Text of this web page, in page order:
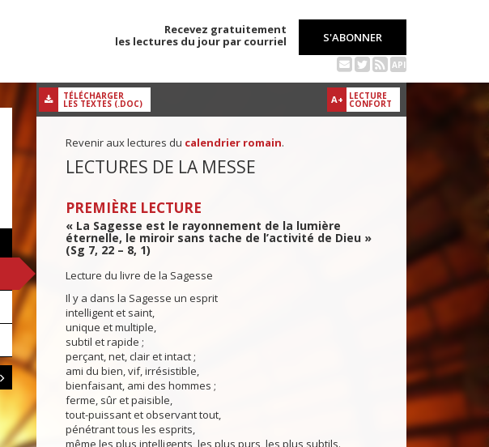
Recevez gratuitement
les lectures du jour par courriel
S'ABONNER
API
A+ LECTURE
CONFORT
TÉLÉCHARGER
LES TEXTES (.DOC)
Revenir aux lectures du calendrier romain.
LECTURES DE LA MESSE
PREMIÈRE LECTURE
« La Sagesse est le rayonnement de la lumière
éternelle, le miroir sans tache de l’activité de Dieu »
(Sg 7, 22 – 8, 1)
Lecture du livre de la Sagesse
Il y a dans la Sagesse un esprit
intelligent et saint,
unique et multiple,
subtil et rapide ;
perçant, net, clair et intact ;
ami du bien, vif, irrésistible,
bienfaisant, ami des hommes ;
ferme, sûr et paisible,
tout-puissant et observant tout,
pénétrant tous les esprits,
même les plus intelligents, les plus purs, les plus subtils.